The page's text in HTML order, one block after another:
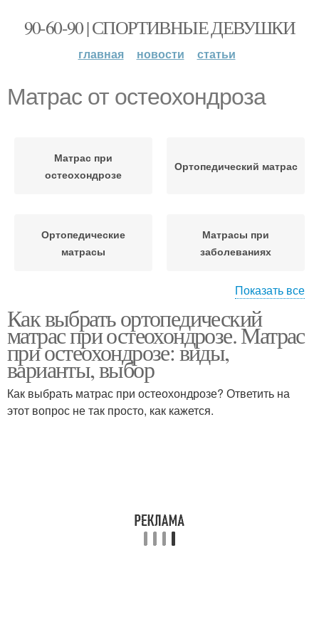
90-60-90 | СПОРТИВНЫЕ ДЕВУШКИ
главная новости статьи
Матрас от остеохондроза
Матрас при
остеохондрозе
Ортопедический матрас
Ортопедические
матрасы
Матрасы при
заболеваниях
Матрас при болях Правильный матрас
Матрас для больной
Показать все
Как выбрать ортопедический
матрас при остеохондрозе. Матрас
при остеохондрозе: виды,
варианты, выбор
Как выбрать матрас при остеохондрозе? Ответить на
этот вопрос не так просто, как кажется.